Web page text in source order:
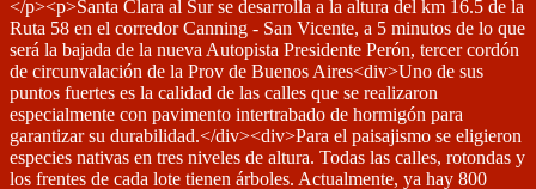
</p><p>Santa Clara al Sur se desarrolla a la altura del km 16.5 de la
Ruta 58 en el corredor Canning - San Vicente, a 5 minutos de lo que
será la bajada de la nueva Autopista Presidente Perón, tercer cordón
de circunvalación de la Prov de Buenos Aires<div>Uno de sus
puntos fuertes es la calidad de las calles que se realizaron
especialmente con pavimento intertrabado de hormigón para
garantizar su durabilidad.</div><div>Para el paisajismo se eligieron
especies nativas en tres niveles de altura. Todas las calles, rotondas y
los frentes de cada lote tienen árboles. Actualmente, ya hay 800